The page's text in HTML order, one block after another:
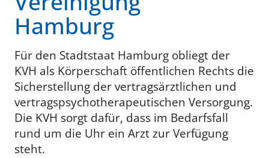
Hamburg
Für den Stadtstaat Hamburg obliegt der
KVH als Körperschaft öffentlichen Rechts die
Sicherstellung der vertragsärztlichen und
vertragspsychotherapeutischen Versorgung.
Die KVH sorgt dafür, dass im Bedarfsfall
rund um die Uhr ein Arzt zur Verfügung
steht.